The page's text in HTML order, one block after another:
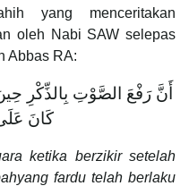
yang menceritakan
oleh Nabi SAW selepas
Abbas RA:
أَنَّ رَفْعَ الصَّوْتِ بِالذِّكْرِ
كَانَ
ketika berzikir setelah
fardu telah berlaku